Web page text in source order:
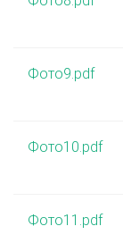
Фото9.pdf
Фото10.pdf
Фото11.pdf